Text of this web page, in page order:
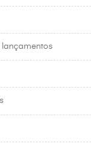
lançamentos